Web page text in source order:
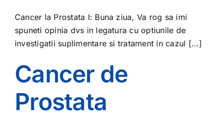
Cancer la Prostata I: Buna ziua, Va rog sa imi
spuneti opinia dvs in legatura cu optiunile de
investigatii suplimentare si tratament in cazul [...]
Cancer de
Prostata